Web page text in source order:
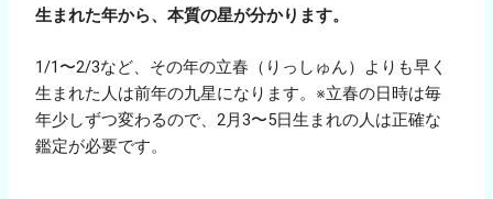
生まれた年から、本質の星が分かります。
1/1〜2/3など、その年の立春（りっしゅん）よりも早く
生まれた人は前年の九星になります。※立春の日時は毎
年少しずつ変わるので、2月3〜5日生まれの人は正確な
鑑定が必要です。